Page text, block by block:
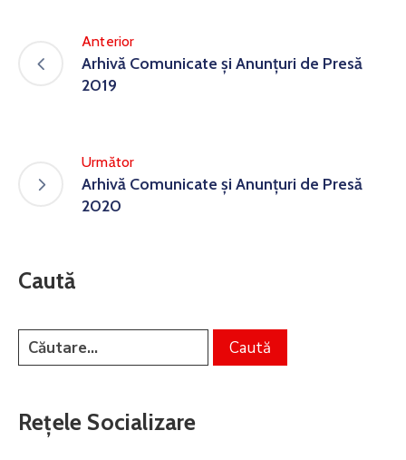
Anterior
Arhivă Comunicate și Anunțuri de Presă
2019
Următor
Arhivă Comunicate și Anunțuri de Presă
2020
Caută
Rețele Socializare